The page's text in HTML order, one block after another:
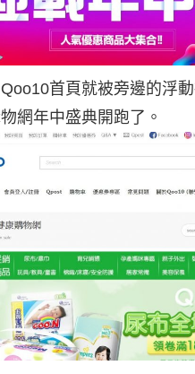
首頁就被旁邊的浮
網年中盛典開跑了 。